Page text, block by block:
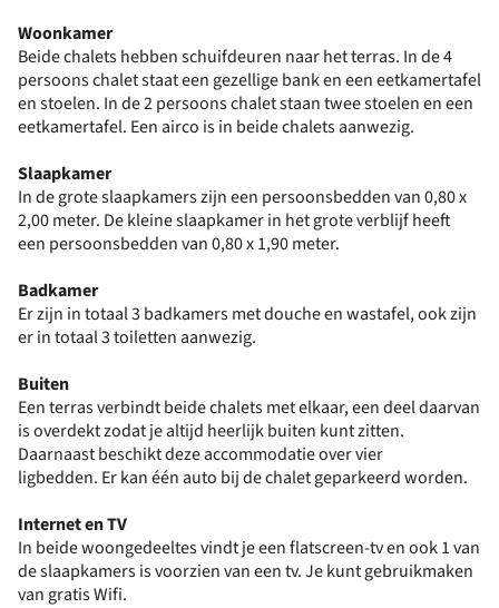
Woonkamer
Beide chalets hebben schuifdeuren naar het terras. In de 4
persoons chalet staat een gezellige bank en een eetkamertafel
en stoelen. In de 2 persoons chalet staan twee stoelen en een
eetkamertafel. Een airco is in beide chalets aanwezig.
Slaapkamer
In de grote slaapkamers zijn een persoonsbedden van 0,80 x
2,00 meter. De kleine slaapkamer in het grote verblijf heeft
een persoonsbedden van 0,80 x 1,90 meter.
Badkamer
Er zijn in totaal 3 badkamers met douche en wastafel, ook zijn
er in totaal 3 toiletten aanwezig.
Buiten
Een terras verbindt beide chalets met elkaar, een deel daarvan
is overdekt zodat je altijd heerlijk buiten kunt zitten.
Daarnaast beschikt deze accommodatie over vier
ligbedden. Er kan één auto bij de chalet geparkeerd worden.
Internet en TV
In beide woongedeeltes vindt je een flatscreen-tv en ook 1 van
de slaapkamers is voorzien van een tv. Je kunt gebruikmaken
van gratis Wifi.